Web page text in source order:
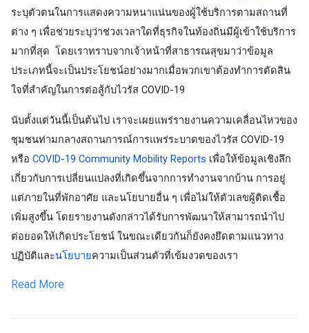
ระบุตัวตนในการแสดงความหนาแน่นของผู้ใช้บริการตามสถานที่
ต่าง ๆ เพื่อช่วยระบุว่าช่วงเวลาใดที่ธุรกิจในท้องถิ่นมีผู้เข้าใช้บริการ
มากที่สุด  โดยเราทราบจากเจ้าหน้าที่สาธารณสุขมาว่าข้อมูล
ประเภทนี้จะเป็นประโยชน์อย่างมากเมื่อพวกเขาต้องทำการตัดสิน
ใจที่สำคัญในการต่อสู้กับไวรัส COVID-19
นับตั้งแต่วันนี้เป็นต้นไป เราจะเผยแพร่รายงานความเคลื่อนไหวของ
ชุมชนท่ามกลางสถานการณ์การแพร่ระบาดของไวรัส COVID-19
หรือ COVID-19 Community Mobility Reports เพื่อให้ข้อมูลเชิงลึก
เกี่ยวกับการเปลี่ยนแปลงที่เกิดขึ้นจากการทำงานจากบ้าน การอยู่
แต่ภายในที่พักอาศัย และนโยบายอื่น ๆ เพื่อไม่ให้ตัวเลขผู้ติดเชื้อ
เพิ่มสูงขึ้น โดยรายงานดังกล่าวได้รับการพัฒนาให้สามารถนำไป
ต่อยอดให้เกิดประโยชน์ ในขณะเดียวกันก็ยังคงยึดตามแนวทาง
ปฏิบัติและนโยบายความเป็นส่วนตัวที่เข้มงวดของเรา
Read More